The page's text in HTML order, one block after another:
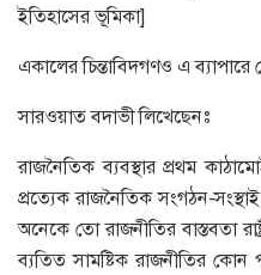
ইতিহাসের ভূমিকা]
একালের চিন্তাবিদগণও এ
সারওয়াত বদাভী লিখেছেনঃ
রাজনৈতিক ব্যবস্থার প্রথম
প্রত্যেক রাজনৈতিক সংগঠন-সংস্থাই
অনেকে তো রাজনীতির বাস্তবতা
ব্যতিত সামষ্টিক রাজনীতির কোন